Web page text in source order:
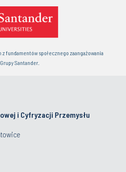
fundamentów społecznego zaangażowania
Santander.
i Cyfryzacji Przemysłu